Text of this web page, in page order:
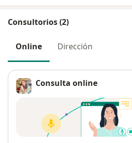
Consultorios (2)
Online Dirección
Consulta online